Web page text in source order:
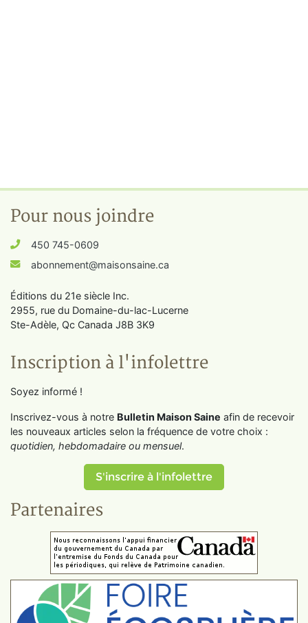
Pour nous joindre
450 745-0609
abonnement@maisonsaine.ca
Éditions du 21e siècle Inc.
2955, rue du Domaine-du-lac-Lucerne
Ste-Adèle, Qc Canada J8B 3K9
Inscription à l'infolettre
Soyez informé !
Inscrivez-vous à notre Bulletin Maison Saine afin de recevoir
les nouveaux articles selon la fréquence de votre choix :
quotidien, hebdomadaire ou mensuel.
S'inscrire à l'infolettre
Partenaires